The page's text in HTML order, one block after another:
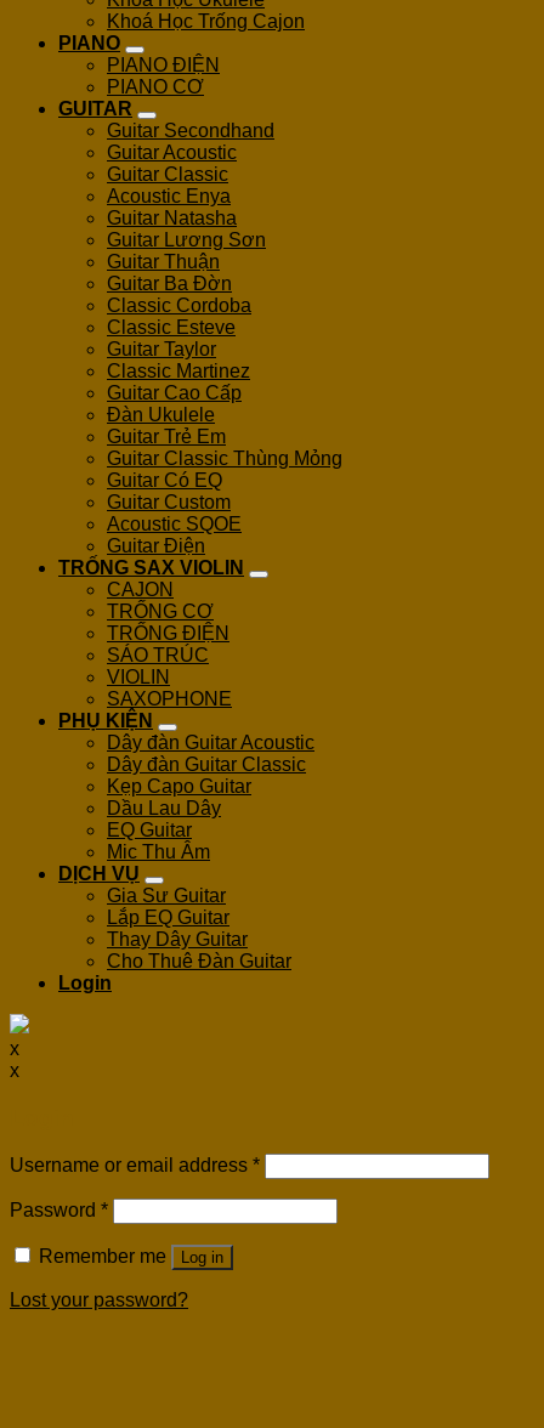
Khoá Học Trống Cajon
PIANO
PIANO ĐIỆN
PIANO CƠ
GUITAR
Guitar Secondhand
Guitar Acoustic
Guitar Classic
Acoustic Enya
Guitar Natasha
Guitar Lương Sơn
Guitar Thuận
Guitar Ba Đờn
Classic Cordoba
Classic Esteve
Guitar Taylor
Classic Martinez
Guitar Cao Cấp
Đàn Ukulele
Guitar Trẻ Em
Guitar Classic Thùng Mỏng
Guitar Có EQ
Guitar Custom
Acoustic SQOE
Guitar Điện
TRỐNG SAX VIOLIN
CAJON
TRỐNG CƠ
TRỐNG ĐIỆN
SÁO TRÚC
VIOLIN
SAXOPHONE
PHỤ KIỆN
Dây đàn Guitar Acoustic
Dây đàn Guitar Classic
Kẹp Capo Guitar
Dầu Lau Dây
EQ Guitar
Mic Thu Âm
DỊCH VỤ
Gia Sư Guitar
Lắp EQ Guitar
Thay Dây Guitar
Cho Thuê Đàn Guitar
Login
x
x
Username or email address *
Password *
Remember me Log in
Lost your password?